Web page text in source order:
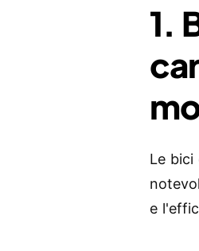
1.
Le
e